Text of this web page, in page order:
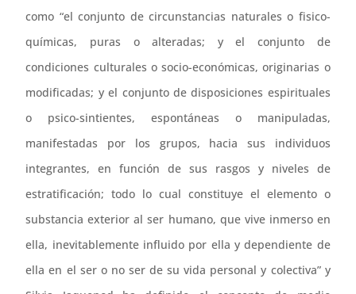
como “el conjunto de circunstancias naturales o fisico-
químicas, puras o alteradas; y el conjunto de
condiciones culturales o socio-económicas, originarias o
modificadas; y el conjunto de disposiciones espirituales
o psico-sintientes, espontáneas o manipuladas,
manifestadas por los grupos, hacia sus individuos
integrantes, en función de sus rasgos y niveles de
estratificación; todo lo cual constituye el elemento o
substancia exterior al ser humano, que vive inmerso en
ella, inevitablemente influido por ella y dependiente de
ella en el ser o no ser de su vida personal y colectiva” y